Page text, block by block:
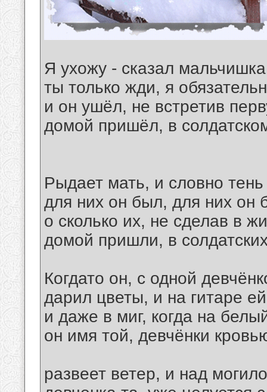
Я ухожу - сказал мальчишка
ты только жди, я
и он ушёл, не встретив
домой пришёл, в
Рыдает мать, и словно тень
для них он был, для них
о сколько их, не сделав в
домой пришли, в
Когдато он, с одной
дарил цветы, и на гитаре
и даже в миг, когда на
он имя той, девчёнки
развеет ветер, и над